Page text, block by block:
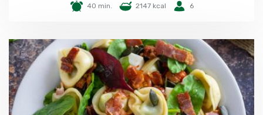
40 min. 2147 kcal 6